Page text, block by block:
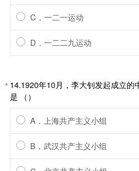
C．一二一运动
D．一二二九运动
* 14.1920年10月，李大钊发起成立的
是 （）
A．上海共产主义小组
B．武汉共产主义小组